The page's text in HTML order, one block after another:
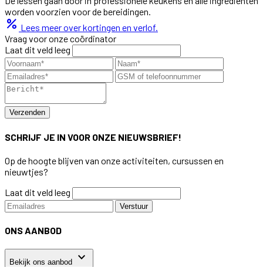
worden voorzien voor de bereidingen.
percent Lees meer over kortingen en verlof.
Vraag voor onze coördinator
Laat dit veld leeg
Verzenden
SCHRIJF JE IN VOOR ONZE NIEUWSBRIEF!
Op de hoogte blijven van onze activiteiten, cursussen en
nieuwtjes?
Laat dit veld leeg
Verstuur
ONS AANBOD
Bekijk ons aanbod keyboard_arrow_down